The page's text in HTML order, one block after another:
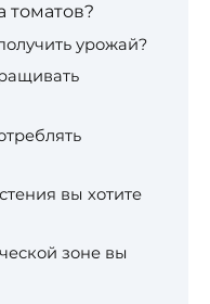
томатов?
урожай?
вы хотите
зоне вы